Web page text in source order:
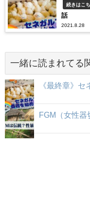
続きはこち
話
2021.8.28
一緒に読まれてる
《最終章》
FGM（女性器